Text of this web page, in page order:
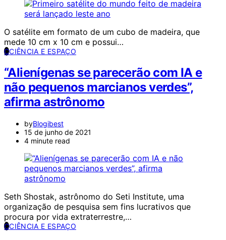
O satélite em formato de um cubo de madeira, que
mede 10 cm x 10 cm e possui…
CCIÊNCIA E ESPAÇO
“Alienígenas se parecerão com IA e
não pequenos marcianos verdes”,
afirma astrônomo
byBlogibest
15 de junho de 2021
4 minute read
Seth Shostak, astrônomo do Seti Institute, uma
organização de pesquisa sem fins lucrativos que
procura por vida extraterrestre,…
CCIÊNCIA E ESPAÇO